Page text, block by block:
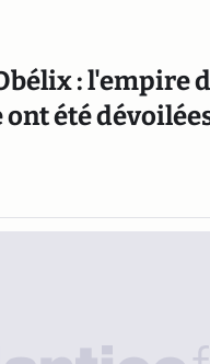
: l'empire
été